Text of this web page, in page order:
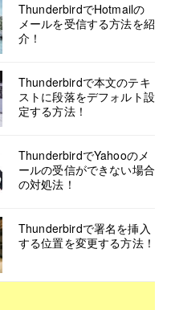
ThunderbirdでHotmailの
メールを受信する方法を紹
介！
Thunderbirdで本文のテキ
ストに段落をデフォルト設
定する方法！
ThunderbirdでYahooのメ
ールの受信ができない場合
の対処法！
Thunderbirdで署名を挿入
する位置を変更する方法！